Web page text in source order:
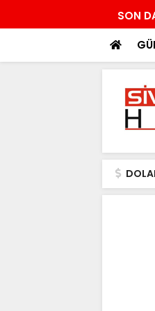
SON
yeni bir aydınlığa uyanacak